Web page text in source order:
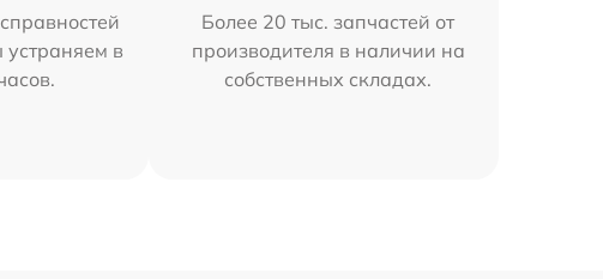
в
Более 20 тыс. запчастей от
производителя в наличии на
собственных складах.